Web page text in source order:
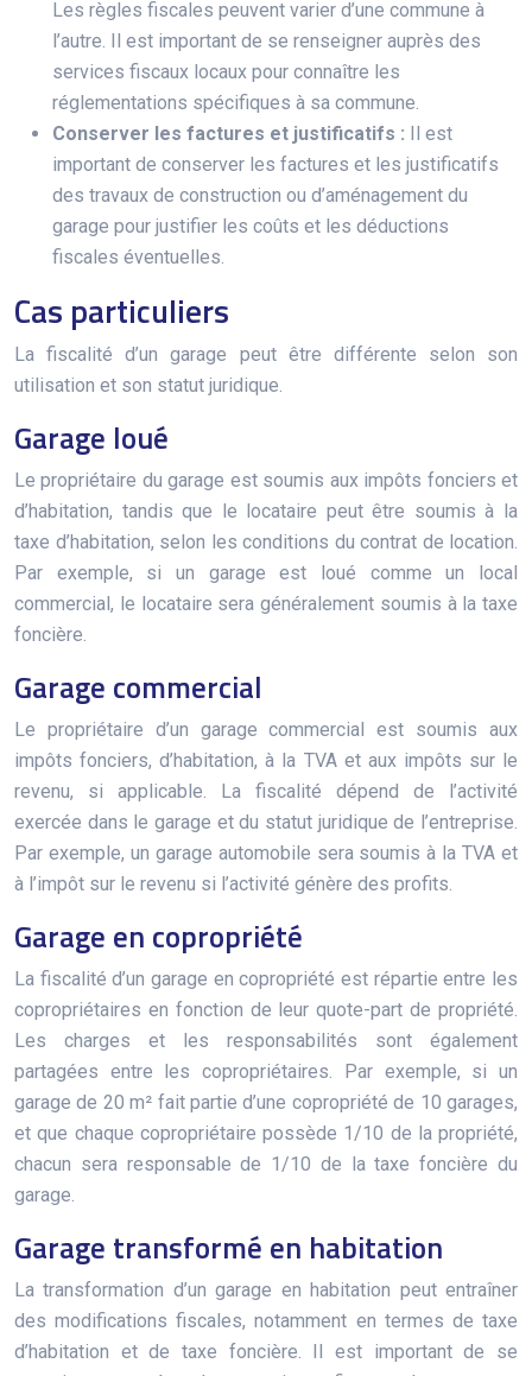
Les règles fiscales peuvent varier d’une commune à
l’autre. Il est important de se renseigner auprès des
services fiscaux locaux pour connaître les
réglementations spécifiques à sa commune.
Conserver les factures et justificatifs : Il est
important de conserver les factures et les justificatifs
des travaux de construction ou d’aménagement du
garage pour justifier les coûts et les déductions
fiscales éventuelles.
Cas particuliers
La fiscalité d’un garage peut être différente selon son
utilisation et son statut juridique.
Garage loué
Le propriétaire du garage est soumis aux impôts fonciers et
d’habitation, tandis que le locataire peut être soumis à la
taxe d’habitation, selon les conditions du contrat de location.
Par exemple, si un garage est loué comme un local
commercial, le locataire sera généralement soumis à la taxe
foncière.
Garage commercial
Le propriétaire d’un garage commercial est soumis aux
impôts fonciers, d’habitation, à la TVA et aux impôts sur le
revenu, si applicable. La fiscalité dépend de l’activité
exercée dans le garage et du statut juridique de l’entreprise.
Par exemple, un garage automobile sera soumis à la TVA et
à l’impôt sur le revenu si l’activité génère des profits.
Garage en copropriété
La fiscalité d’un garage en copropriété est répartie entre les
copropriétaires en fonction de leur quote-part de propriété.
Les charges et les responsabilités sont également
partagées entre les copropriétaires. Par exemple, si un
garage de 20 m² fait partie d’une copropriété de 10 garages,
et que chaque copropriétaire possède 1/10 de la propriété,
chacun sera responsable de 1/10 de la taxe foncière du
garage.
Garage transformé en habitation
La transformation d’un garage en habitation peut entraîner
des modifications fiscales, notamment en termes de taxe
d’habitation et de taxe foncière. Il est important de se